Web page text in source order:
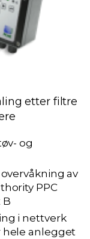
etter filtre
og
av
PPC
B
i nettverk
hele anlegget